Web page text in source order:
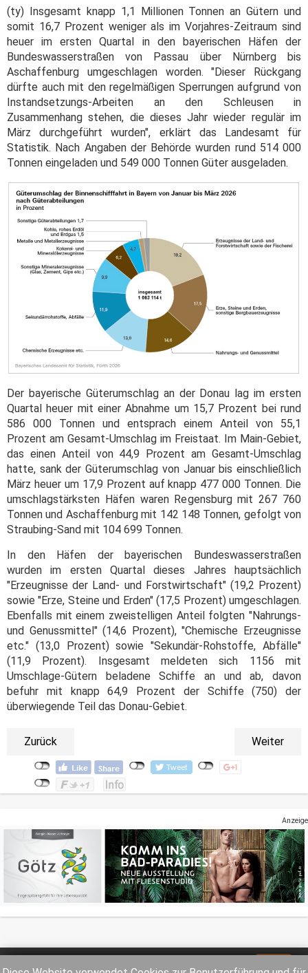
(ty) Insgesamt knapp 1,1 Millionen Tonnen an Gütern und
somit 16,7 Prozent weniger als im Vorjahres-Zeitraum sind
heuer im ersten Quartal in den bayerischen Häfen der
Bundeswasserstraßen von Passau über Nürnberg bis
Aschaffenburg umgeschlagen worden. "Dieser Rückgang
dürfte auch mit den regelmäßigen Sperrungen aufgrund von
Instandsetzungs-Arbeiten an den Schleusen in
Zusammenhang stehen, die dieses Jahr wieder regulär im
März durchgeführt wurden", erklärt das Landesamt für
Statistik. Nach Angaben der Behörde wurden rund 514 000
Tonnen eingeladen und 549 000 Tonnen Güter ausgeladen.
Der bayerische Güterumschlag an der Donau lag im ersten
Quartal heuer mit einer Abnahme um 15,7 Prozent bei rund
586 000 Tonnen und entsprach einem Anteil von 55,1
Prozent am Gesamt-Umschlag im Freistaat. Im Main-Gebiet,
das einen Anteil von 44,9 Prozent am Gesamt-Umschlag
hatte, sank der Güterumschlag von Januar bis einschließlich
März heuer um 17,9 Prozent auf knapp 477 000 Tonnen. Die
umschlagstärksten Häfen waren Regensburg mit 267 760
Tonnen und Aschaffenburg mit 142 148 Tonnen, gefolgt von
Straubing-Sand mit 104 699 Tonnen.
In den Häfen der bayerischen Bundeswasserstraßen
wurden im ersten Quartal dieses Jahres hauptsächlich
"Erzeugnisse der Land- und Forstwirtschaft" (19,2 Prozent)
sowie "Erze, Steine und Erden" (17,5 Prozent) umgeschlagen.
Ebenfalls mit einem zweistelligen Anteil folgten "Nahrungs-
und Genussmittel" (14,6 Prozent), "Chemische Erzeugnisse
etc." (13,0 Prozent) sowie "Sekundär-Rohstoffe, Abfälle"
(11,9 Prozent). Insgesamt meldeten sich 1156 mit
Umschlage-Gütern beladene Schiffe an und ab, davon
befuhr mit knapp 64,9 Prozent der Schiffe (750) der
überwiegende Teil das Donau-Gebiet.
Zurück Weiter
Anzeige